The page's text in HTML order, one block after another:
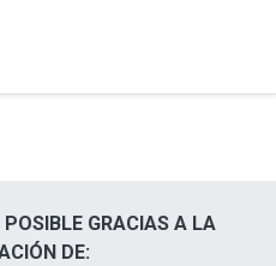
GRACIAS A LA
DE: